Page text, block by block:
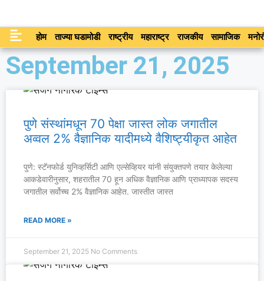
होम ताज्या घडामोडी राष्ट्रीय महाराष्ट्र राजकीय सामाजिक
September 21, 2025
पुणे संस्थांमधून 70 पेक्षा जास्त लोक जगातील
अव्वल 2% वैज्ञानिक यादीमध्ये वैशिष्ट्यीकृत आहेत
पुणे: स्टॅनफोर्ड युनिव्हर्सिटी आणि एल्सेव्हियर यांनी संयुक्तपणे तयार केलेल्या
आकडेवारीनुसार, शहरातील 70 हून अधिक वैज्ञानिक आणि प्राध्यापक सदस्य
जगातील सर्वोच्च 2% वैज्ञानिक आहेत. जास्तीत जास्त
READ MORE »
September 21, 2025 No Comments